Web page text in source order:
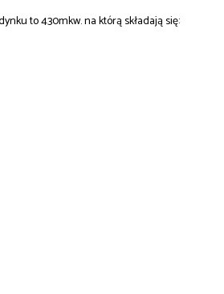
to 430mkw. na którą składają się: